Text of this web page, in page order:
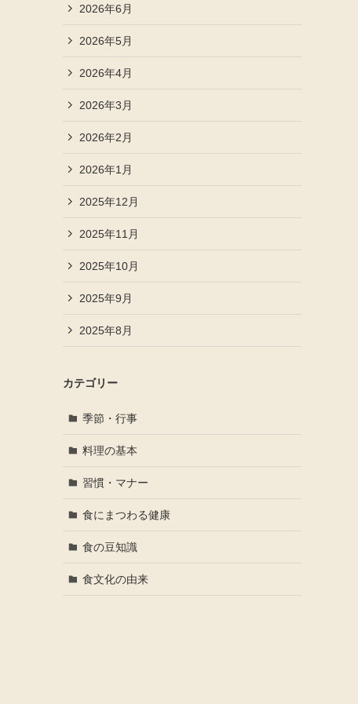
2026年6月
2026年5月
2026年4月
2026年3月
2026年2月
2026年1月
2025年12月
2025年11月
2025年10月
2025年9月
2025年8月
カテゴリー
季節・行事
料理の基本
習慣・マナー
食にまつわる健康
食の豆知識
食文化の由来